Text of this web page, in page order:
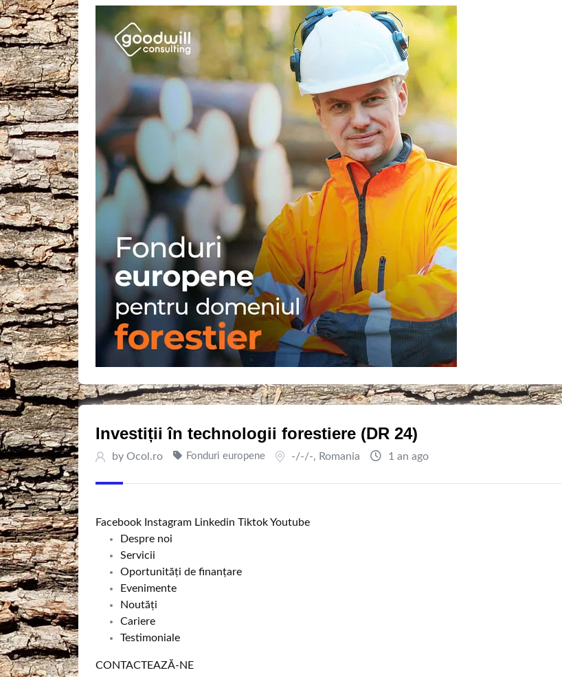
Investiții în technologii forestiere (DR 24)
by Ocol.ro Fonduri europene -/-/-, Romania 1 an ago
Facebook Instagram Linkedin TiktokYoutube
Despre noi
Servicii
Oportunități de finanțare
Evenimente
Noutăți
Cariere
Testimoniale
CONTACTEAZĂ-NE